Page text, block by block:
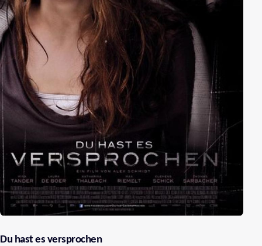
Du hast es versprochen